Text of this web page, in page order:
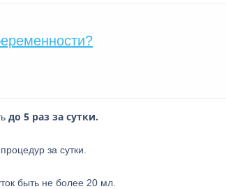
до 5 раз за сутки.
процедур за сутки.
быть не более 20 мл.